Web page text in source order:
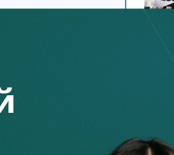
KCSD (Центрального
% больше показателей,
молодых розничных
от 18 до 24 лет
(22 %). Следом
область (9 %).
казахстанцев и